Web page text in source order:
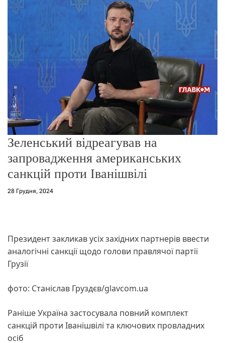
о
е
ж
м
у
Зеленський відреагував на
запровадження американських
санкцій проти Іванішвілі
28 Грудня, 2024
Президент закликав усіх західних партнерів ввести
аналогічні санкції щодо голови правлячої партії
Грузії
фото: Станіслав Груздєв/glavcom.ua
Раніше Україна застосувала повний комплект
санкцій проти Іванішвілі та ключових провладних
осіб